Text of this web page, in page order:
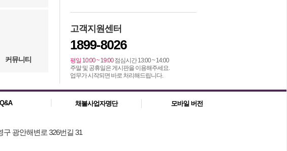
커뮤니티
고객지원센터
1899-8026
평일 10:00 ~ 19:00점심시간 13:00 ~ 14:00
주말 및 공휴일은 게시판을 이용해주세요.
업무가 시작되면 바로 처리해드립니다.
Q&A 채불사업자명단 모바일 버전
구 광안해변로 326번길 31